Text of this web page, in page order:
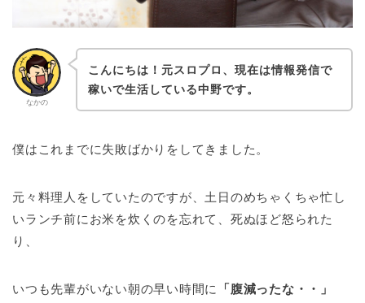
なかの
こんにちは！元スロプロ、現在は情報発信で
稼いで生活している中野です。
僕はこれまでに失敗ばかりをしてきました。
元々料理人をしていたのですが、土日のめちゃくちゃ忙し
いランチ前にお米を炊くのを忘れて、死ぬほど怒られた
り、
いつも先輩がいない朝の早い時間に
「腹減ったな・・」